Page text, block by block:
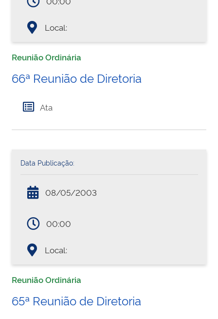
Local:
Reunião Ordinária
66ª Reunião de Diretoria
Ata
Data Publicação:
08/05/2003
00:00
Local:
Reunião Ordinária
65ª Reunião de Diretoria